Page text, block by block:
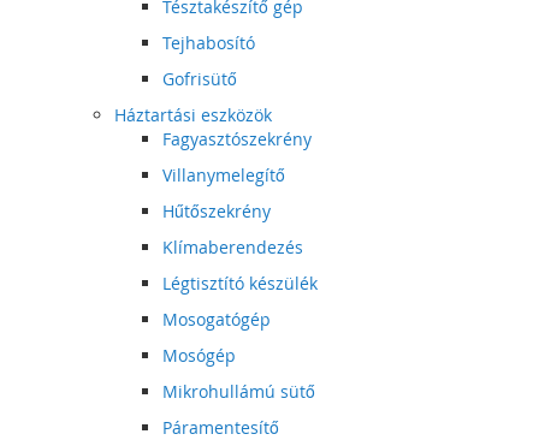
Tésztakészítő gép
Tejhabosító
Gofrisütő
Háztartási eszközök
Fagyasztószekrény
Villanymelegítő
Hűtőszekrény
Klímaberendezés
Légtisztító készülék
Mosogatógép
Mosógép
Mikrohullámú sütő
Páramentesítő